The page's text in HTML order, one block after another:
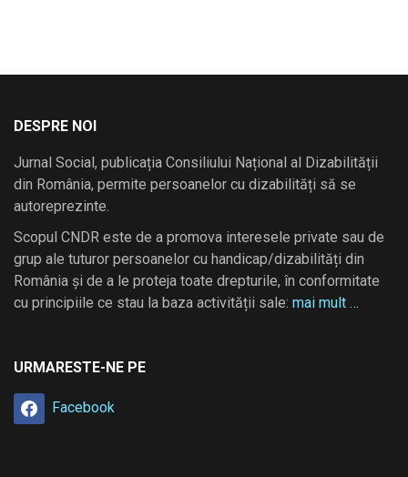
DESPRE NOI
Jurnal Social, publicația Consiliului Național al Dizabilității
din România, permite persoanelor cu dizabilități să se
autoreprezinte.
Scopul CNDR este de a promova interesele private sau de
grup ale tuturor persoanelor cu handicap/dizabilități din
România și de a le proteja toate drepturile, în conformitate
cu principiile ce stau la baza activității sale: mai mult …
URMARESTE-NE PE
Facebook